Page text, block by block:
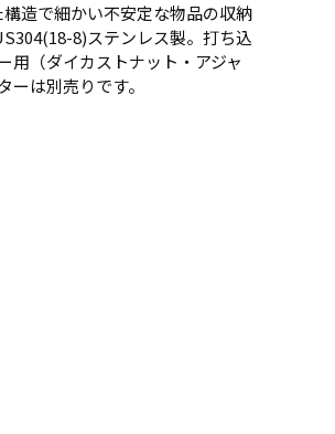
造で細かい不安定な物品の収納
8)ステンレス製。打ち込
用（ダイカストナット・アジャ
は別売りです。